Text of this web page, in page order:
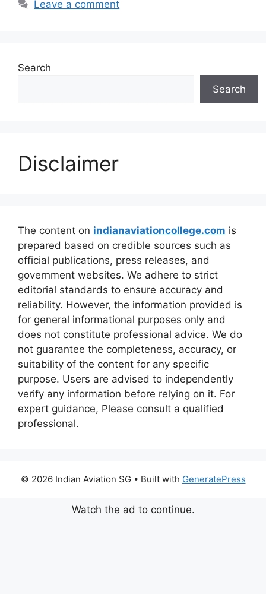
Leave a comment
Search
Search
Disclaimer
The content on indianaviationcollege.com is
prepared based on credible sources such as
official publications, press releases, and
government websites. We adhere to strict
editorial standards to ensure accuracy and
reliability. However, the information provided is
for general informational purposes only and
does not constitute professional advice. We do
not guarantee the completeness, accuracy, or
suitability of the content for any specific
purpose. Users are advised to independently
verify any information before relying on it. For
expert guidance, Please consult a qualified
professional.
© 2026 Indian Aviation SG• Built with GeneratePress
Watch the ad to continue.